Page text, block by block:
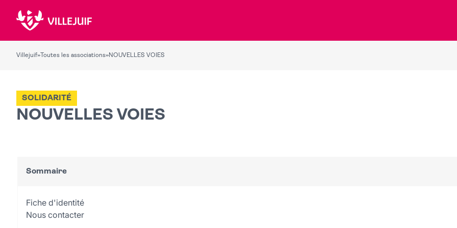
Villejuif» Toutes les associations»NOUVELLES VOIES
NOUVELLES VOIES
SOLIDARITÉ
Sommaire
Fiche d'identité
Nous contacter